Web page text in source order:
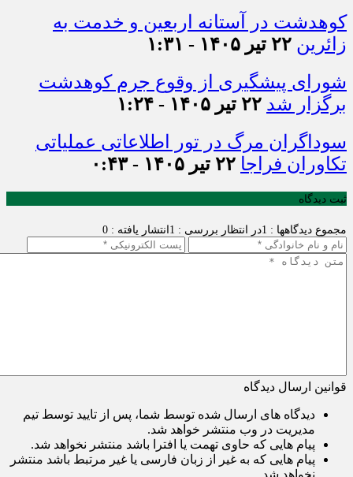
کوهدشت در آستانه اربعین و خدمت‌ به
زائرین ۲۲ تیر ۱۴۰۵ - ۱:۳۱
شورای پیشگیری از وقوع جرم کوهدشت
برگزار شد ۲۲ تیر ۱۴۰۵ - ۱:۲۴
سوداگران مرگ در تور اطلاعاتی عملیاتی
تکاوران فراجا ۲۲ تیر ۱۴۰۵ - ۰:۴۳
ثبت دیدگاه
مجموع دیدگاهها : 1 در انتظار بررسی : 1 انتشار یافته : 0
قوانین ارسال دیدگاه
دیدگاه های ارسال شده توسط شما، پس از تایید توسط تیم
مدیریت در وب منتشر خواهد شد.
پیام هایی که حاوی تهمت یا افترا باشد منتشر نخواهد شد.
پیام هایی که به غیر از زبان فارسی یا غیر مرتبط باشد منتشر